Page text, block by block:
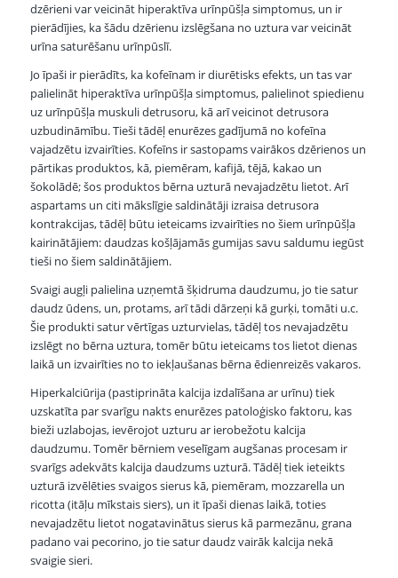
dzērieni var veicināt hiperaktīva urīnpūšļa simptomus, un ir
pierādījies, ka šādu dzērienu izslēgšana no uztura var veicināt
urīna saturēšanu urīnpūslī.
Jo īpaši ir pierādīts, ka kofeīnam ir diurētisks efekts, un tas var
palielināt hiperaktīva urīnpūšļa simptomus, palielinot spiedienu
uz urīnpūšļa muskuli detrusoru, kā arī veicinot detrusora
uzbudināmību. Tieši tādēļ enurēzes gadījumā no kofeīna
vajadzētu izvairīties. Kofeīns ir sastopams vairākos dzērienos un
pārtikas produktos, kā, piemēram, kafijā, tējā, kakao un
šokolādē; šos produktos bērna uzturā nevajadzētu lietot. Arī
aspartams un citi mākslīgie saldinātāji izraisa detrusora
kontrakcijas, tādēļ būtu ieteicams izvairīties no šiem urīnpūšļa
kairinātājiem: daudzas košļājamās gumijas savu saldumu iegūst
tieši no šiem saldinātājiem.
Svaigi augļi palielina uzņemtā šķidruma daudzumu, jo tie satur
daudz ūdens, un, protams, arī tādi dārzeņi kā gurķi, tomāti u.c.
Šie produkti satur vērtīgas uzturvielas, tādēļ tos nevajadzētu
izslēgt no bērna uztura, tomēr būtu ieteicams tos lietot dienas
laikā un izvairīties no to iekļaušanas bērna ēdienreizēs vakaros.
Hiperkalciūrija (pastiprināta kalcija izdalīšana ar urīnu) tiek
uzskatīta par svarīgu nakts enurēzes patoloģisko faktoru, kas
bieži uzlabojas, ievērojot uzturu ar ierobežotu kalcija
daudzumu. Tomēr bērniem veselīgam augšanas procesam ir
svarīgs adekvāts kalcija daudzums uzturā. Tādēļ tiek ieteikts
uzturā izvēlēties svaigos sierus kā, piemēram, mozzarella un
ricotta (itāļu mīkstais siers), un it īpaši dienas laikā, toties
nevajadzētu lietot nogatavinātus sierus kā parmezānu, grana
padano vai pecorino, jo tie satur daudz vairāk kalcija nekā
svaigie sieri.